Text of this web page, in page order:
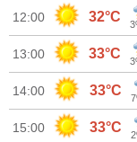
12:00 32°C
13:00 33°C
14:00 33°C
15:00 33°C